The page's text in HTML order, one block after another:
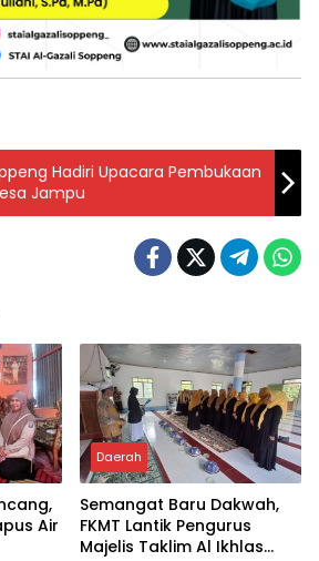
Hadiri Upacara Pembukaan
Jampu
Air
Daerah
Semangat Baru Dakwah,
FKMT Lantik Pengurus
Majelis Taklim Al Ikhlas